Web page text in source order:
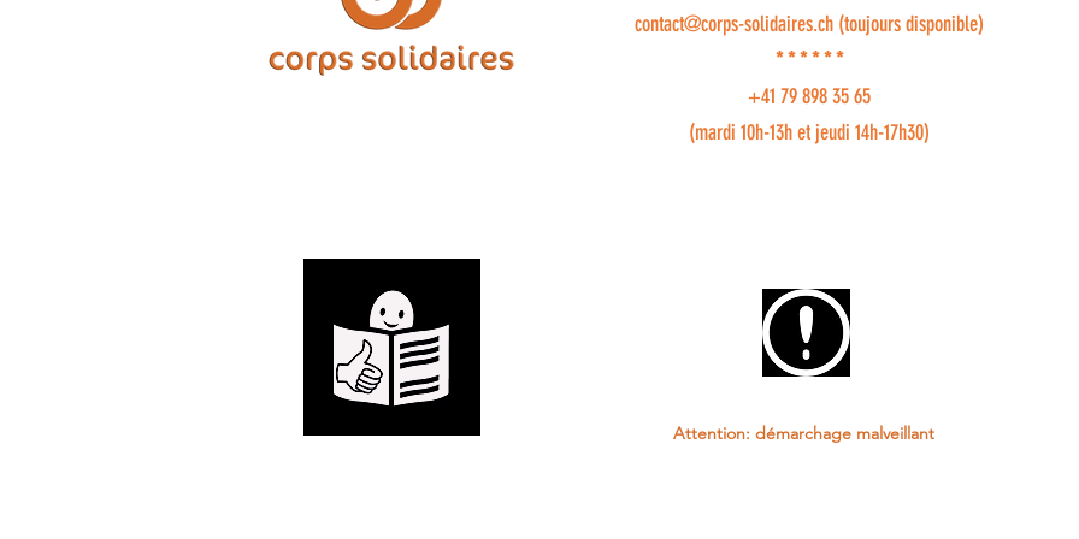
contact@corps-solidaires.ch(toujours disponible)
* * * * * *
+41 79 898 35 65
(mardi 10h-13h et jeudi 14h-17h30)
Attention: démarchage malveillant